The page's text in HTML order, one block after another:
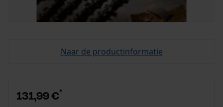
Naar de productinformatie
131,99 €*